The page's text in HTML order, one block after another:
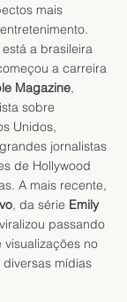
mais
a brasileira
a carreira
Magazine,
sobre
Unidos,
jornalistas
de Hollywood
A mais recente,
, da série Emily
passando
no
mídias